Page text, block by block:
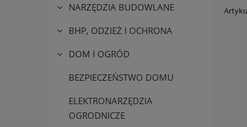
NARZĘDZIA BUDOWLANE
BHP, ODZIEŻ I OCHRONA
DOM I OGRÓD
BEZPIECZEŃSTWO DOMU
ELEKTRONARZĘDZIA
OGRODNICZE